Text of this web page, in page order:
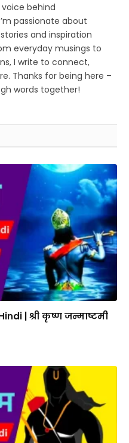
voice behind
passionate about
and inspiration
everyday musings to
I write to connect,
Thanks for being here –
words together!
| श्री कृष्ण जन्माष्टमी